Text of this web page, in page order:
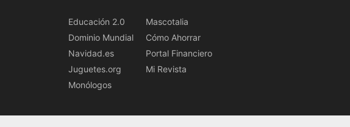
Educación 2.0
Dominio Mundial
Navidad.es
Juguetes.org
Monólogos
Mascotalia
Cómo Ahorrar
Portal Financiero
Mi Revista